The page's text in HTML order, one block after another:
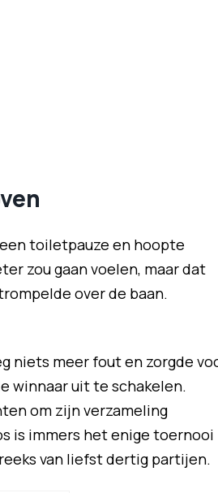
toiletpauze en hoopte
zou gaan voelen, maar dat
over de baan.
niets meer fout en zorgde
winnaar uit te schakelen.
om zijn verzameling
is immers het enige toernooi
van liefst dertig partijen.